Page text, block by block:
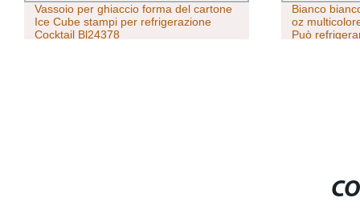
Vassoio per ghiaccio forma del cartone
Ice Cube stampi per refrigerazione
Cocktail Bl24378
Bianco
oz
Può